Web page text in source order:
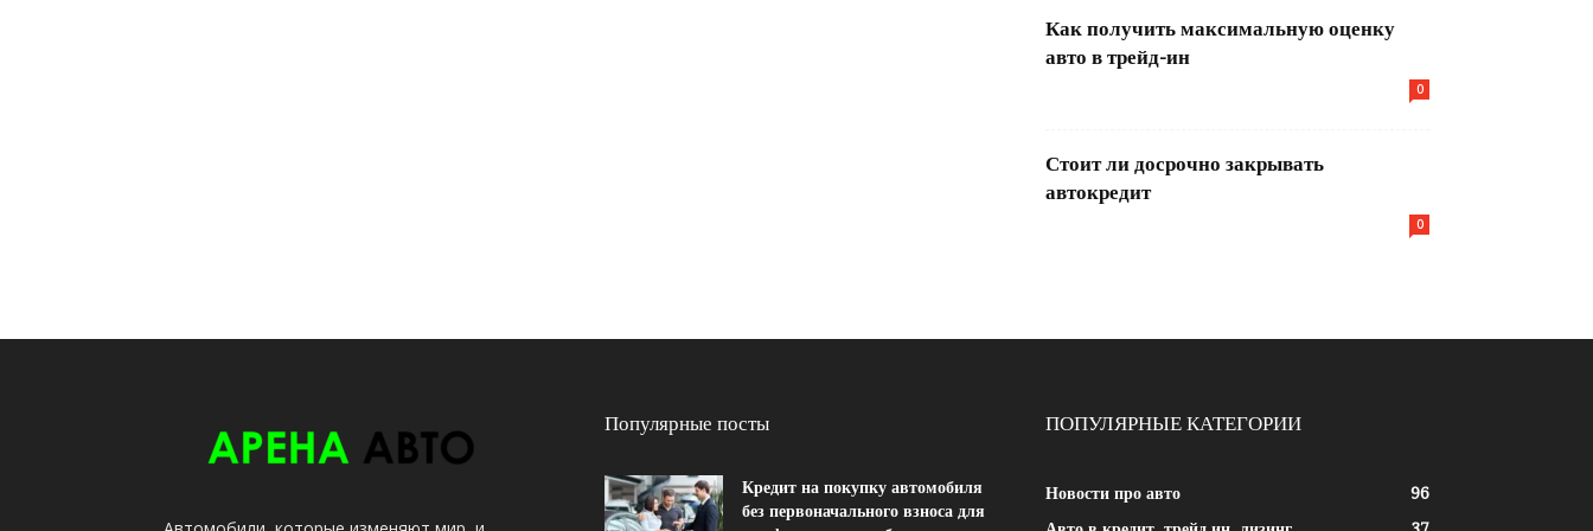
Как получить максимальную оценку
авто в трейд-ин
0
Стоит ли досрочно закрывать
автокредит
0
Популярные посты
Кредит на покупку автомобиля
без первоначального взноса для
ПОПУЛЯРНЫЕ КАТЕГОРИИ
Новости про авто
96